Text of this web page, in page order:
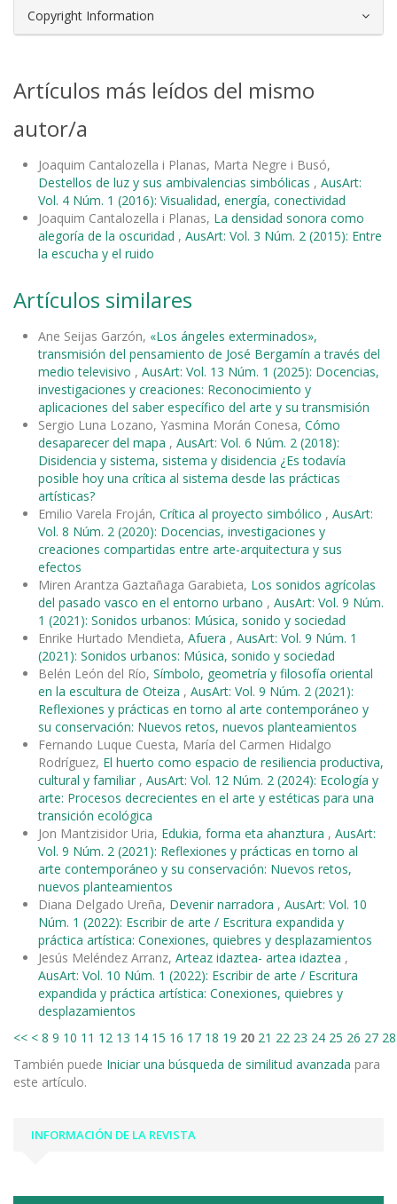
Copyright Information
Artículos más leídos del mismo
autor/a
Joaquim Cantalozella i Planas, Marta Negre i Busó,
Destellos de luz y sus ambivalencias simbólicas , AusArt:
Vol. 4 Núm. 1 (2016): Visualidad, energía, conectividad
Joaquim Cantalozella i Planas, La densidad sonora como
alegoría de la oscuridad , AusArt: Vol. 3 Núm. 2 (2015): Entre
la escucha y el ruido
Artículos similares
Ane Seijas Garzón, «Los ángeles exterminados»,
transmisión del pensamiento de José Bergamín a través del
medio televisivo , AusArt: Vol. 13 Núm. 1 (2025): Docencias,
investigaciones y creaciones: Reconocimiento y
aplicaciones del saber específico del arte y su transmisión
Sergio Luna Lozano, Yasmina Morán Conesa, Cómo
desaparecer del mapa , AusArt: Vol. 6 Núm. 2 (2018):
Disidencia y sistema, sistema y disidencia ¿Es todavía
posible hoy una crítica al sistema desde las prácticas
artísticas?
Emilio Varela Froján, Crítica al proyecto simbólico , AusArt:
Vol. 8 Núm. 2 (2020): Docencias, investigaciones y
creaciones compartidas entre arte-arquitectura y sus
efectos
Miren Arantza Gaztañaga Garabieta, Los sonidos agrícolas
del pasado vasco en el entorno urbano , AusArt: Vol. 9 Núm.
1 (2021): Sonidos urbanos: Música, sonido y sociedad
Enrike Hurtado Mendieta, Afuera , AusArt: Vol. 9 Núm. 1
(2021): Sonidos urbanos: Música, sonido y sociedad
Belén León del Río, Símbolo, geometría y filosofía oriental
en la escultura de Oteiza , AusArt: Vol. 9 Núm. 2 (2021):
Reflexiones y prácticas en torno al arte contemporáneo y
su conservación: Nuevos retos, nuevos planteamientos
Fernando Luque Cuesta, María del Carmen Hidalgo
Rodríguez, El huerto como espacio de resiliencia productiva,
cultural y familiar , AusArt: Vol. 12 Núm. 2 (2024): Ecología y
arte: Procesos decrecientes en el arte y estéticas para una
transición ecológica
Jon Mantzisidor Uria, Edukia, forma eta ahanztura , AusArt:
Vol. 9 Núm. 2 (2021): Reflexiones y prácticas en torno al
arte contemporáneo y su conservación: Nuevos retos,
nuevos planteamientos
Diana Delgado Ureña, Devenir narradora , AusArt: Vol. 10
Núm. 1 (2022): Escribir de arte / Escritura expandida y
práctica artística: Conexiones, quiebres y desplazamientos
Jesús Meléndez Arranz, Arteaz idaztea- artea idaztea ,
AusArt: Vol. 10 Núm. 1 (2022): Escribir de arte / Escritura
expandida y práctica artística: Conexiones, quiebres y
desplazamientos
<< < 8 9 10 11 12 13 14 15 16 17 18 19 20 21 22 23 24 25 26 27 28
También puede Iniciar una búsqueda de similitud avanzada para
este artículo.
INFORMACIÓN DE LA REVISTA